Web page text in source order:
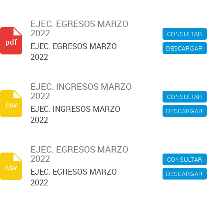
CONSULTAR
DESCARGAR
EJEC. EGRESOS MARZO
2022
EJEC. EGRESOS MARZO
2022
pdf
CONSULTAR
DESCARGAR
EJEC. INGRESOS MARZO
2022
EJEC. INGRESOS MARZO
2022
csv
CONSULTAR
DESCARGAR
EJEC. EGRESOS MARZO
2022
EJEC. EGRESOS MARZO
2022
csv